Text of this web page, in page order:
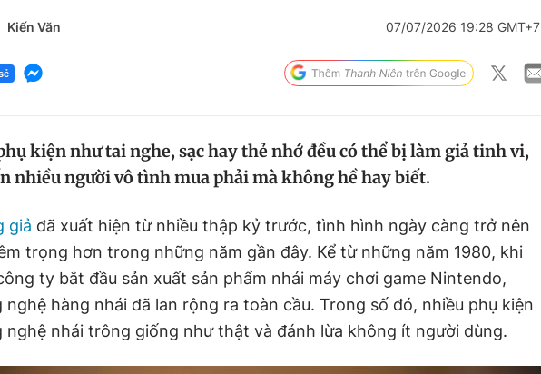
Kiến Văn 07/07/2026 19:28 GMT+7
kiện như tai nghe, sạc hay thẻ nhớ đều có thể bị làm giả tinh vi,
nhiều người vô tình mua phải mà không hề hay biết.
giả đã xuất hiện từ nhiều thập kỷ trước, tình hình ngày càng trở nên
trọng hơn trong những năm gần đây. Kể từ những năm 1980, khi
ty bắt đầu sản xuất sản phẩm nhái máy chơi game Nintendo,
nghệ hàng nhái đã lan rộng ra toàn cầu. Trong số đó, nhiều phụ kiện
nghệ nhái trông giống như thật và đánh lừa không ít người dùng.